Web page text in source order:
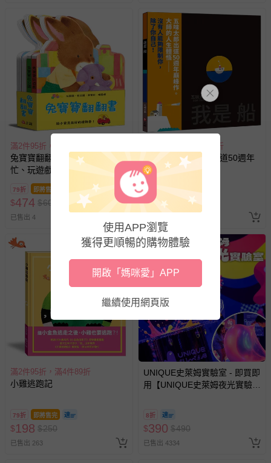
滿2件95折，滿4件89折
兔寶寶翻翻書：在公園、來幫
忙、玩遊戲、睡覺囉 （共四
79折 即將售完
$474 $600
已售出 4
滿2件95折，滿4件89折
我是船（五味太郎出道50週年
巔峰作）
79折 即將售完
$300 380
滿2件95折，滿4件89折
小雞逃跑記
79折 即將售完
$198 $250
已售出 263
UNIQUE史萊姆實驗室 - 即買即
用【UNIQUE史萊姆夜光實驗室
8/30 (電子票券，於展期現場憑
訂單編號兌換，逾期作廢) (大
人小孩均一價(3歲以上需購票))
8折
$390 $490
已售出 4334
使用APP瀏覽
獲得更順暢的購物體驗
開啟「媽咪愛」APP
繼續使用網頁版